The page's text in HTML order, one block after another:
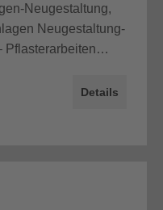
Neugestaltung,
Neugestaltung-
Pflasterarbeiten…
Details